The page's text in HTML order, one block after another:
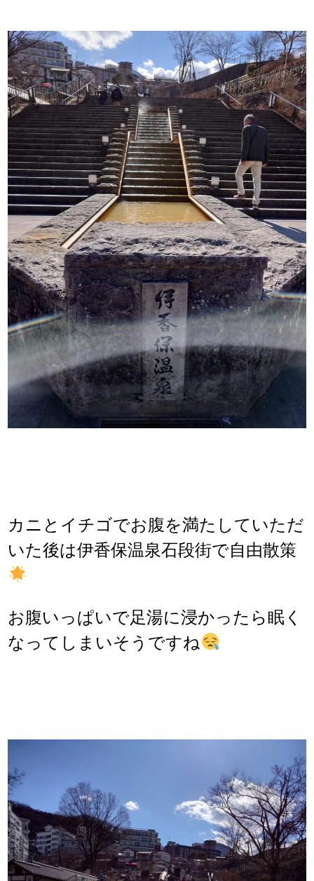
カニとイチゴでお腹を満たしていただ
いた後は伊香保温泉石段街で自由散策
お腹いっぱいで足湯に浸かったら眠く
なってしまいそうですね